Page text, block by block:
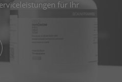
für Ihr